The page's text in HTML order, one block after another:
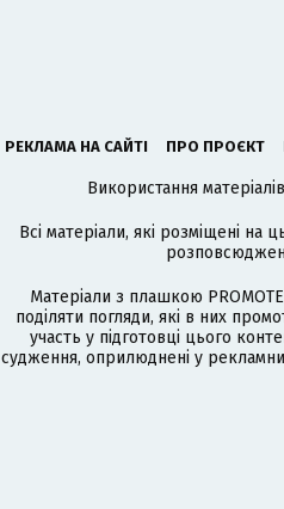
РЕКЛАМА НА САЙТІ ПРО ПРОЄКТ
Використання
Всі матеріали, які розміщені на
Матеріали з плашкою
поділяти погляди, які в них
участь у підготовці цього
судження, оприлюднені у